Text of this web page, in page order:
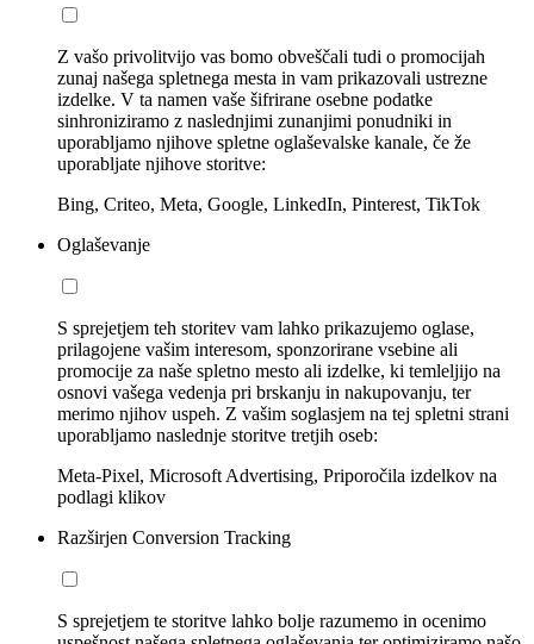
Z vašo privolitvijo vas bomo obveščali tudi o promocijah
zunaj našega spletnega mesta in vam prikazovali ustrezne
izdelke. V ta namen vaše šifrirane osebne podatke
sinhroniziramo z naslednjimi zunanjimi ponudniki in
uporabljamo njihove spletne oglaševalske kanale, če že
uporabljate njihove storitve:
Bing, Criteo, Meta, Google, LinkedIn, Pinterest, TikTok
Oglaševanje
S sprejetjem teh storitev vam lahko prikazujemo oglase,
prilagojene vašim interesom, sponzorirane vsebine ali
promocije za naše spletno mesto ali izdelke, ki temleljijo na
osnovi vašega vedenja pri brskanju in nakupovanju, ter
merimo njihov uspeh. Z vašim soglasjem na tej spletni strani
uporabljamo naslednje storitve tretjih oseb:
Meta-Pixel, Microsoft Advertising, Priporočila izdelkov na
podlagi klikov
Razširjen Conversion Tracking
S sprejetjem te storitve lahko bolje razumemo in ocenimo